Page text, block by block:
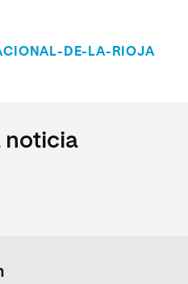
DE-LA-RIOJA
noticia